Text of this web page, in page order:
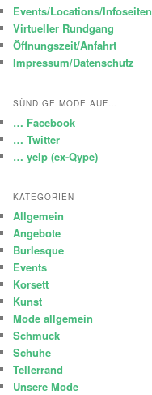
Events/Locations/Infoseiten
Virtueller Rundgang
Öffnungszeit/Anfahrt
Impressum/Datenschutz
SÜNDIGE MODE AUF…
… Facebook
… Twitter
… yelp (ex-Qype)
KATEGORIEN
Allgemein
Angebote
Burlesque
Events
Korsett
Kunst
Mode allgemein
Schmuck
Schuhe
Tellerrand
Unsere Mode